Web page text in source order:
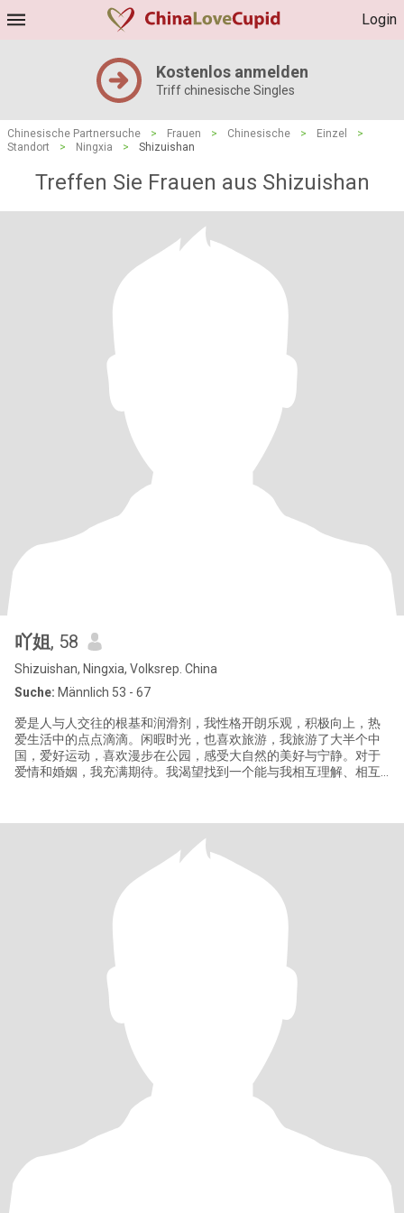
Login
Kostenlos anmelden
Triff chinesische Singles
Chinesische Partnersuche > Frauen > Chinesische > Einzel
>
Standort
> Ningxia > Shizuishan
Treffen Sie Frauen aus Shizuishan
吖姐, 58
Shizuishan, Ningxia, Volksrep. China
Suche: Männlich 53 - 67
爱是人与人交往的根基和润滑剂，我性格开朗乐观，积极向上，热
爱生活中的点点滴滴。闲暇时光，也喜欢旅游，我旅游了大半个中
国，爱好运动，喜欢漫步在公园，感受大自然的美好与宁静。对于
爱情和婚姻，我充满期待。我渴望找到一个能与我相互理解、相互
待中的你，是一个善良、真诚、有责任心的人。希望我们有着相似
的价值观和生活目标，能够在未来的日子里共同创造一个温馨、幸
福的家庭，如果您觉得我是那个能与您